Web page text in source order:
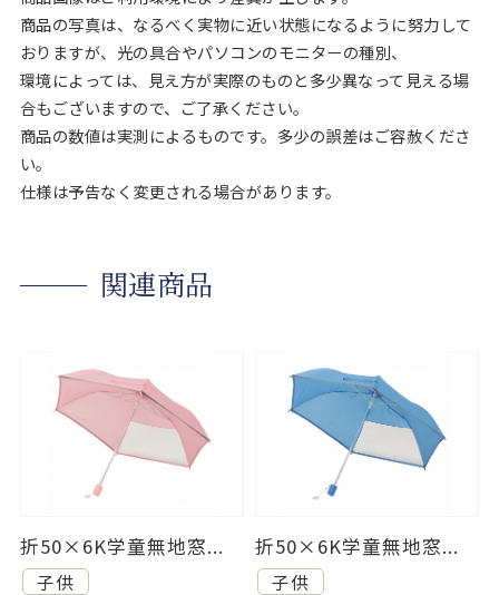
商品の写真は、なるべく実物に近い状態になるように努力して
おりますが、光の具合やパソコンのモニターの種別、
環境によっては、見え方が実際のものと多少異なって見える場
合もございますので、ご了承ください。
商品の数値は実測によるものです。多少の誤差はご容赦くださ
い。
仕様は予告なく変更される場合があります。
関連商品
折50×6K学童無地窓...
子供
折50×6K学童無地窓...
子供